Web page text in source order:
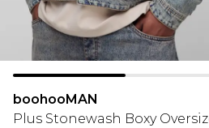
boohooMAN
Plus Stonewash Boxy